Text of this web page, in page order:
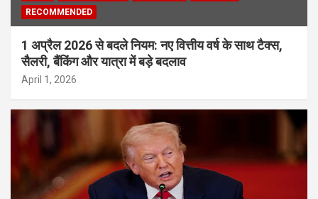
RECOMMENDED
1 अप्रैल 2026 से बदले नियम: नए वित्तीय वर्ष के साथ टैक्स,
सैलरी, बैंकिंग और यात्रा में बड़े बदलाव
April 1, 2026